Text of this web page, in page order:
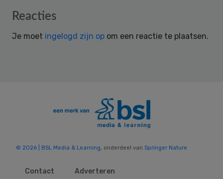
Reader
Reacties
Je moet ingelogd zijn op om een reactie te plaatsen.
© 2026 | BSL Media & Learning, onderdeel van Springer Nature
Contact Adverteren